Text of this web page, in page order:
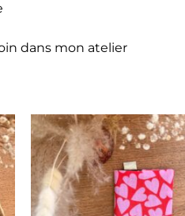
dans mon atelier
Ce
produit
a
plusieurs
variations.